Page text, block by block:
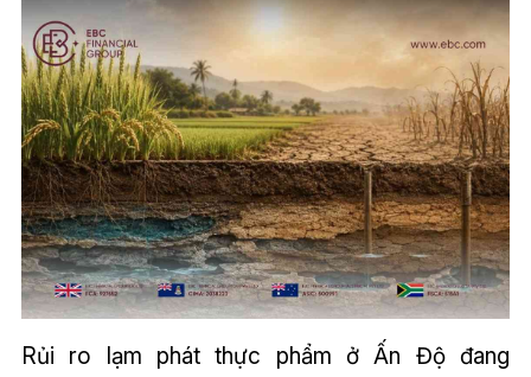
Rủi ro lạm phát thực phẩm ở Ấn Độ đang